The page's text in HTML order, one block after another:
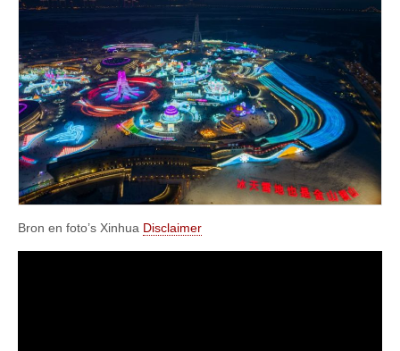
Bron en foto’s Xinhua Disclaimer